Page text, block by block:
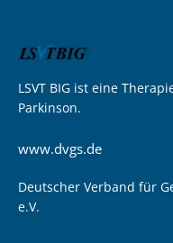
LSVT BIG ist eine
Parkinson.
www.dvgs.de
Deutscher Verband für
e.V.